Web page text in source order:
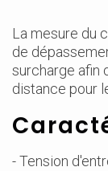
La mesure du
de
surcharge afin
distance pour
- Tension